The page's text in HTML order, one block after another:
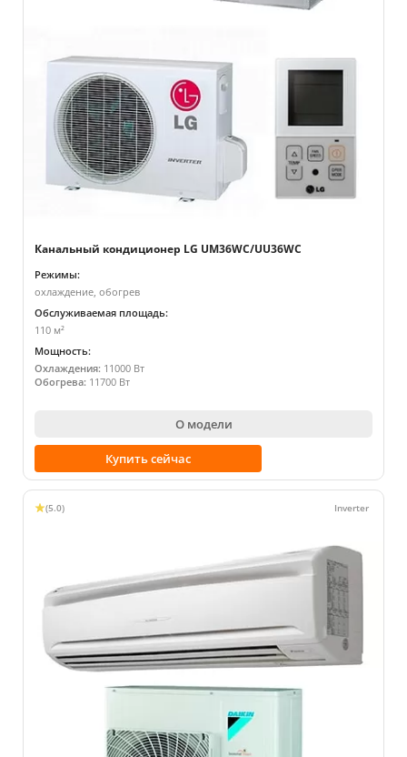
Канальный кондиционер LG UM36WC/UU36WC
Режимы:
охлаждение, обогрев
Обслуживаемая площадь:
110 м²
Мощность:
Охлаждения: 11000 Вт
Обогрева: 11700 Вт
О модели
Купить сейчас
(5.0)